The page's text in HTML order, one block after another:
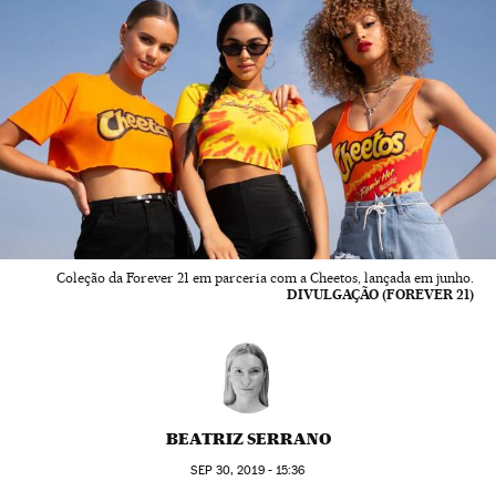
Coleção da Forever 21 em parceria com a Cheetos, lançada em junho.
DIVULGAÇÃO (FOREVER 21)
BEATRIZ SERRANO
SEP30, 2019 - 15:36